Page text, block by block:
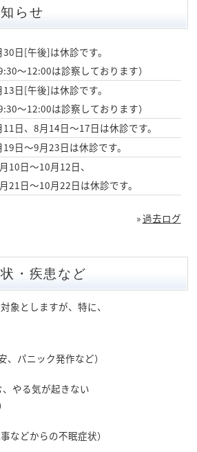
知らせ
30日[午後]は休診です。
9:30～12:00は診察しております）
13日[午後]は休診です。
9:30～12:00は診察しております）
11日、8月14日～17日は休診です。
19日～9月23日は休診です。
10日～10月12日、
21日～10月22日は休診です。
»過去ログ
状・疾患など
象としますが、特に、
、パニック発作など）
やる気が起きない
などからの不眠症状）